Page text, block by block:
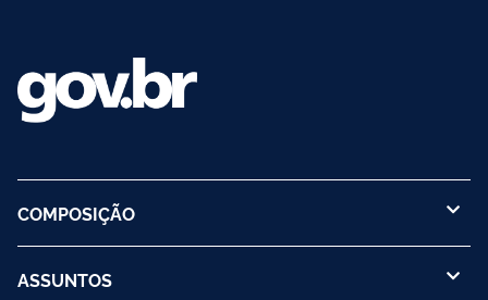
COMPOSIÇÃO
ASSUNTOS